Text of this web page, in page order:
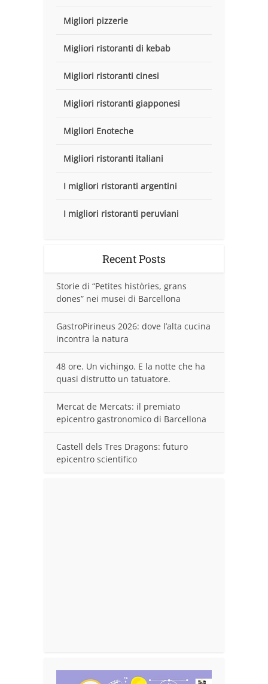
Migliori pizzerie
Migliori ristoranti di kebab
Migliori ristoranti cinesi
Migliori ristoranti giapponesi
Migliori Enoteche
Migliori ristoranti italiani
I migliori ristoranti argentini
I migliori ristoranti peruviani
Recent Posts
Storie di “Petites històries, grans
dones” nei musei di Barcellona
GastroPirineus 2026: dove l’alta cucina
incontra la natura
48 ore. Un vichingo. E la notte che ha
quasi distrutto un tatuatore.
Mercat de Mercats: il premiato
epicentro gastronomico di Barcellona
Castell dels Tres Dragons: futuro
epicentro scientifico